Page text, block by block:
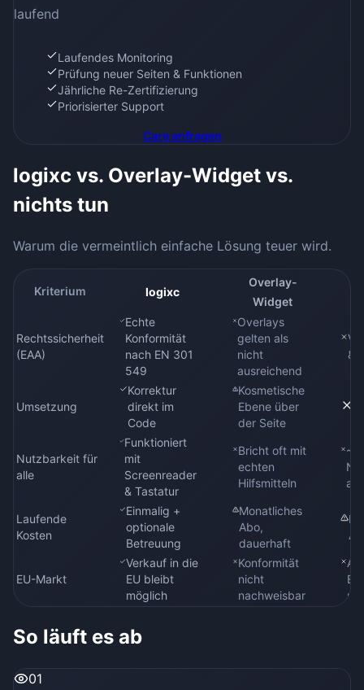
laufend
Laufendes Monitoring
Prüfung neuer Seiten & Funktionen
Jährliche Re-Zertifizierung
Priorisierter Support
Careanfragen
logixc vs. Overlay-Widget vs.
nichts tun
Warum die vermeintlich einfache Lösung teuer wird.
Kriterium logixc
Overlay-
Widget
Rechtssicherheit
(EAA)
Echte
Konformität
nach EN 301
549
Overlays
gelten als
nicht
ausreichend
&
Umsetzung
Korrektur
direkt im
Code
Kosmetische
Ebene über
der Seite
Nutzbarkeit für
alle
Funktioniert
mit
Screenreader
& Tastatur
Bricht oft mit
echten
Hilfsmitteln
Laufende
Kosten
Einmalig +
optionale
Betreuung
Monatliches
Abo,
dauerhaft
EU-Markt
Verkauf in die
EU bleibt
möglich
Konformität
nicht
nachweisbar
So läuft es ab
01